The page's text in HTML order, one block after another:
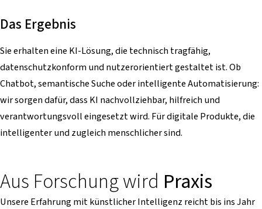
Das Ergebnis
Sie erhalten eine KI-Lösung, die technisch tragfähig,
datenschutzkonform und nutzerorientiert gestaltet ist. Ob
Chatbot, semantische Suche oder intelligente Automatisierung:
wir sorgen dafür, dass KI nachvollziehbar, hilfreich und
verantwortungsvoll eingesetzt wird. Für digitale Produkte, die
intelligenter und zugleich menschlicher sind.
Aus Forschung wird Praxis
Unsere Erfahrung mit künstlicher Intelligenz reicht bis ins Jahr